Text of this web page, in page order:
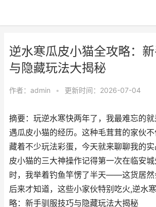
逆水寒瓜皮小猫全攻略：
与隐藏玩法大揭秘
作者： admin • 更新时间：2026-07-04
摘要：玩逆水寒快两年了，我最难忘的
遇瓜皮小猫的经历。这种毛茸茸的家伙
藏着不少玩法彩蛋，今天就来聊聊我的
皮小猫的三大神操作记得第一次在临安
时，我举着钓鱼竿愣了半天——这货居然
后来才知道，这些小家伙特别吃火,逆水
略：新手驯服技巧与隐藏玩法大揭秘